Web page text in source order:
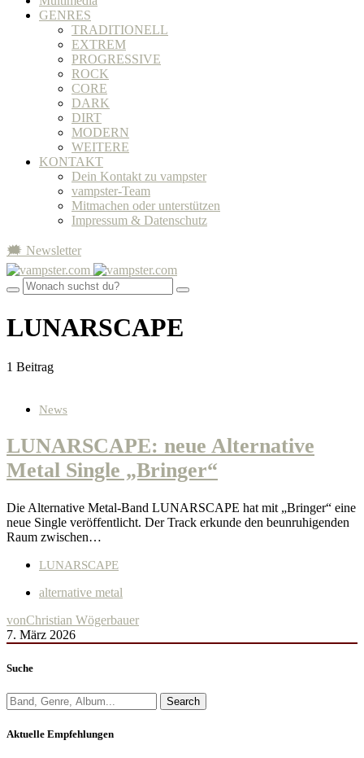
GENRES
TRADITIONELL
EXTREM
PROGRESSIVE
ROCK
CORE
DARK
DIRT
MODERN
WEITERE
KONTAKT
Dein Kontakt zu vampster
vampster-Team
Mitmachen oder unterstützen
Impressum & Datenschutz
🗯 Newsletter
LUNARSCAPE
1 Beitrag
News
LUNARSCAPE: neue Alternative
Metal Single „Bringer“
Die Alternative Metal-Band LUNARSCAPE hat mit „Bringer“ eine
neue Single veröffentlicht. Der Track erkunde den beunruhigenden
Raum zwischen…
LUNARSCAPE
alternative metal
vonChristian Wögerbauer
7. März 2026
Suche
Search
Aktuelle Empfehlungen